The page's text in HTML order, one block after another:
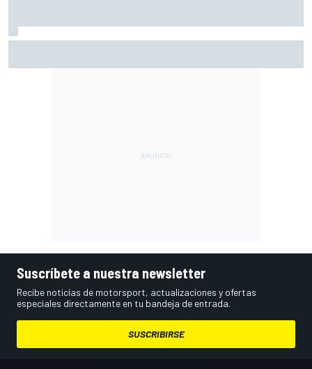
Suscríbete a nuestra newsletter
Recibe noticias de motorsport, actualizaciones y ofertas
especiales directamente en tu bandeja de entrada.
SUSCRIBIRSE